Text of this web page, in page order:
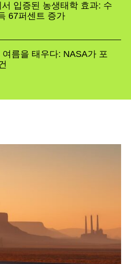
입증된 농생태학 효과: 수
67퍼센트 증가
름을 태우다: NASA가 포